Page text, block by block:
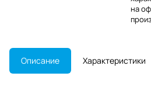
на
Описание Характеристики